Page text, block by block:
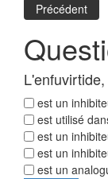
Précédent
est un
est utilisé
est un
est un
est un